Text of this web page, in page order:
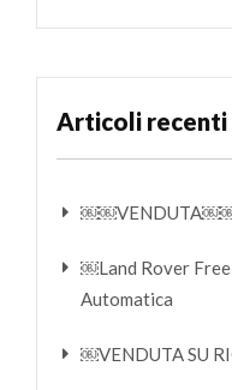
Articoli recenti
￼Land Rover
Automatica
￼VENDUTA SU